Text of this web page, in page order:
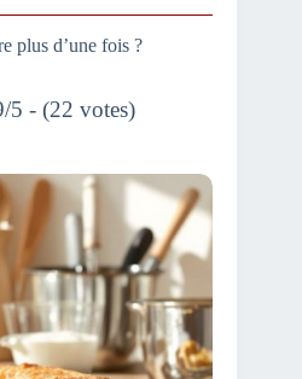
plus d’une fois ?
5 - (22 votes)